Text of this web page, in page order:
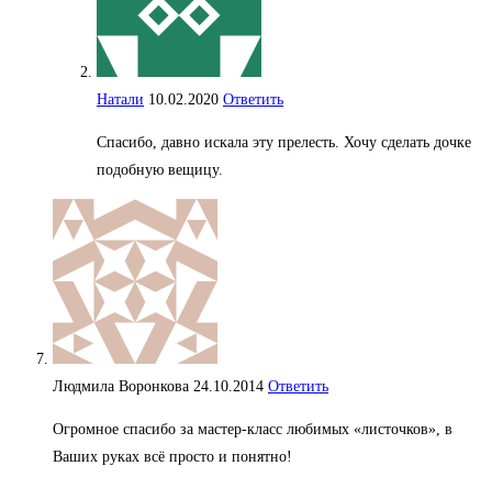
Натали 10.02.2020 Ответить
Спасибо, давно искала эту прелесть. Хочу сделать дочке
подобную вещицу.
Людмила Воронкова 24.10.2014 Ответить
Огромное спасибо за мастер-класс любимых «листочков», в
Ваших руках всё просто и понятно!